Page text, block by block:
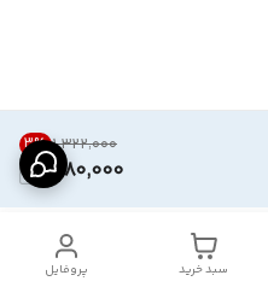
۱٬۳۲۲٬۰۰۰ 3%
1,280,000
پروفایل سبد خرید